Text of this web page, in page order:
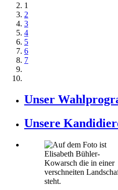
1
2
3
4
5
6
7
Unser
Unsere